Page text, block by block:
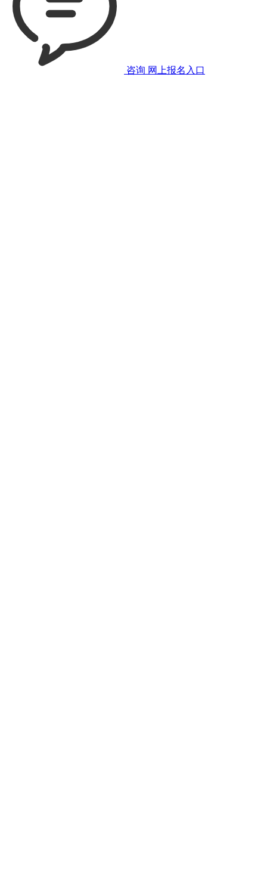
咨询 网上报名入口